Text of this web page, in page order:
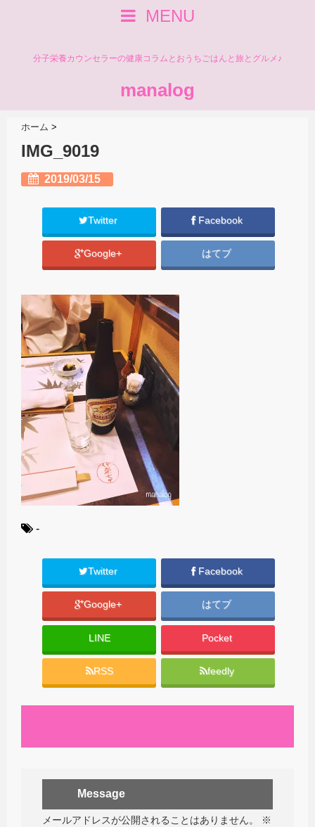
MENU
分子栄養カウンセラーの健康コラムとおうちごはんと旅とグルメ♪
manalog
ホーム >
IMG_9019
2019/03/15
Twitter Facebook
Google+ はてブ
-
Twitter Facebook
Google+ はてブ
LINE Pocket
RSS feedly
Message
メールアドレスが公開されることはありません。
※